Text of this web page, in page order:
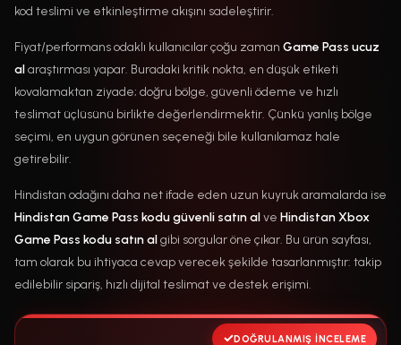
kod teslimi ve etkinleştirme akışını sadeleştirir.
Fiyat/performans odaklı kullanıcılar çoğu zaman Game Pass ucuz
alaraştırması yapar. Buradaki kritik nokta, en düşük etiketi
kovalamaktan ziyade; doğru bölge, güvenli ödeme ve hızlı
teslimat üçlüsünü birlikte değerlendirmektir. Çünkü yanlış bölge
seçimi, en uygun görünen seçeneği bile kullanılamaz hale
getirebilir.
Hindistan odağını daha net ifade eden uzun kuyruk aramalarda ise
Hindistan Game Pass kodu güvenli satın alve Hindistan Xbox
Game Pass kodu satın algibi sorgular öne çıkar. Bu ürün sayfası,
tam olarak bu ihtiyaca cevap verecek şekilde tasarlanmıştır: takip
edilebilir sipariş, hızlı dijital teslimat ve destek erişimi.
DOĞRULANMIŞ İNCELEME